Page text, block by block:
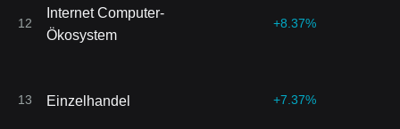
12
Internet Computer-
Ökosystem
+8.37%
13 Einzelhandel +7.37%